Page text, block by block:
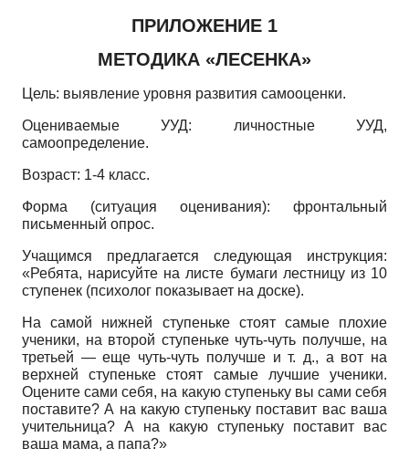
ПРИЛОЖЕНИЕ 1
МЕТОДИКА «ЛЕСЕНКА»
Цель: выявление уровня развития самооценки.
Оцениваемые УУД: личностные УУД,
самоопределение.
Возраст: 1-4 класс.
Форма (ситуация оценивания): фронтальный
письменный опрос.
Учащимся предлагается следующая инструкция:
«Ребята, нарисуйте на листе бумаги лестницу из 10
ступенек (психолог показывает на доске).
На самой нижней ступеньке стоят самые плохие
ученики, на второй ступеньке чуть-чуть получше, на
третьей — еще чуть-чуть получше и т. д., а вот на
верхней ступеньке стоят самые лучшие ученики.
Оцените сами себя, на какую ступеньку вы сами себя
поставите? А на какую ступеньку поставит вас ваша
учительница? А на какую ступеньку поставит вас
ваша мама, а папа?»